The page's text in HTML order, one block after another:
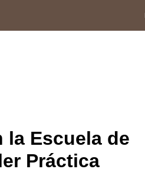
la Escuela de
Práctica